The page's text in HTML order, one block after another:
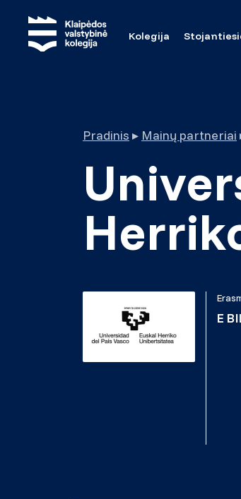
Kolegija
Pradinis ▸ Mainų partneriai
E